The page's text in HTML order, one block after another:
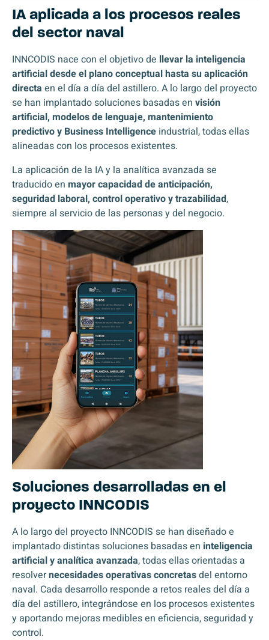
IA aplicada a los procesos reales
del sector naval
INNCODIS nace con el objetivo de llevar la inteligencia
artificial desde el plano conceptual hasta su aplicación
directa en el día a día del astillero. A lo largo del proyecto
se han implantado soluciones basadas en visión
artificial, modelos de lenguaje, mantenimiento
predictivo y Business Intelligence industrial, todas ellas
alineadas con los procesos existentes.
La aplicación de la IA y la analítica avanzada se
traducido en mayor capacidad de anticipación,
seguridad laboral, control operativo y trazabilidad,
siempre al servicio de las personas y del negocio.
Soluciones desarrolladas en el
proyecto INNCODIS
A lo largo del proyecto INNCODIS se han diseñado e
implantado distintas soluciones basadas en inteligencia
artificial y analítica avanzada, todas ellas orientadas a
resolvernecesidades operativas concretasdel entorno
naval. Cada desarrollo responde a retos reales del día a
día del astillero, integrándose en los procesos existentes
y aportando mejoras medibles en eficiencia, seguridad y
control.